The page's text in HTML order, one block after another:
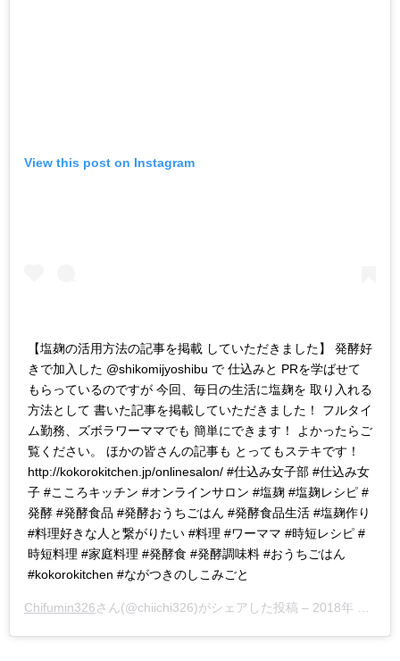
View this post on Instagram
【塩麹の活用方法の記事を掲載 していただきました】 発酵好
きで加入した @shikomijyoshibu で 仕込みと PRを学ばせて
もらっているのですが 今回、毎日の生活に塩麹を 取り入れる
方法として 書いた記事を掲載していただきました！ フルタイ
ム勤務、ズボラワーママでも 簡単にできます！ よかったらご
覧ください。 ほかの皆さんの記事も とってもステキです！
http://kokorokitchen.jp/onlinesalon/ #仕込み女子部 #仕込み女
子 #こころキッチン #オンラインサロン #塩麹 #塩麹レシピ #
発酵 #発酵食品 #発酵おうちごはん #発酵食品生活 #塩麹作り
#料理好きな人と繋がりたい #料理 #ワーママ #時短レシピ #
時短料理 #家庭料理 #発酵食 #発酵調味料 #おうちごはん
#kokorokitchen #ながつきのしこみごと
Chifumin326さん(@chiichi326)がシェアした投稿 – 2018年 9月月14日午前3時14分PDT